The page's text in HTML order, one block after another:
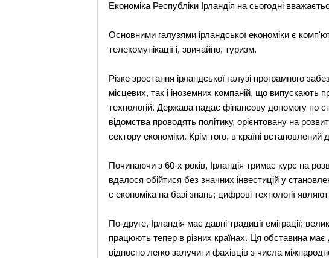
Економіка Республіки Ірландія на сьогодні
Основними галузями ірландської економіки є
телекомунікації і, звичайно, туризм.
Різке зростання ірландської галузі програмного
місцевих, так і іноземних компаній, що випускають
технологій. Держава надає фінансову допомогу по
відомства проводять політику, орієнтовану на
сектору економіки. Крім того, в країні
Починаючи з 60-х років, Ірландія тримає курс на
вдалося обійтися без значних інвестицій у
є економіка на базі знань; цифрові технології
По-друге, Ірландія має давні традиції еміграції;
працюють тепер в різних країнах. Ця обставина має
відносно легко залучити фахівців з числа